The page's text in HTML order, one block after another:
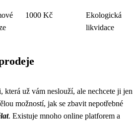
1000 Kč
Ekologická
likvidace
která už vám neslouží, ale nechcete ji jen
možností, jak se zbavit nepotřebné
. Existuje mnoho online platforem a